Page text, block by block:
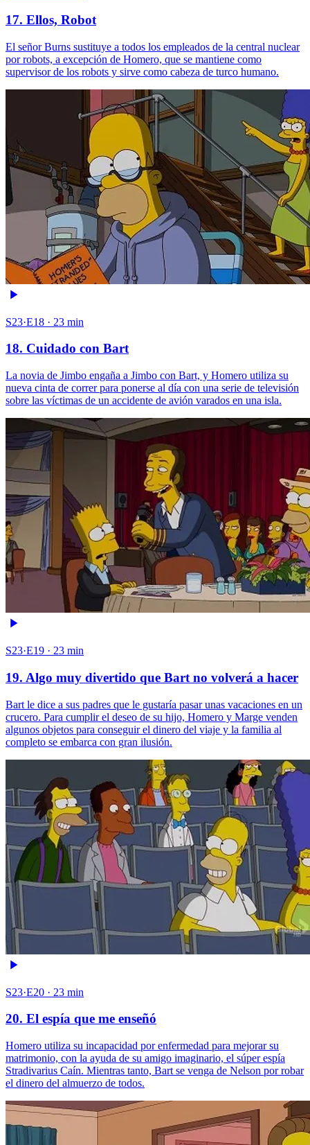
17. Ellos, Robot
El señor Burns sustituye a todos los empleados de la central nuclear
por robots, a excepción de Homero, que se mantiene como
supervisor de los robots y sirve como cabeza de turco humano.
S23·E18 · 23 min
18. Cuidado con Bart
La novia de Jimbo engaña a Jimbo con Bart, y Homero utiliza su
nueva cinta de correr para ponerse al día con una serie de televisión
sobre las víctimas de un accidente de avión varados en una isla.
S23·E19 · 23 min
19. Algo muy divertido que Bart no volverá a hacer
Bart le dice a sus padres que le gustaría pasar unas vacaciones en un
crucero. Para cumplir el deseo de su hijo, Homero y Marge venden
algunos objetos para conseguir el dinero del viaje y la familia al
completo se embarca con gran ilusión.
S23·E20 · 23 min
20. El espía que me enseñó
Homero utiliza su incapacidad por enfermedad para mejorar su
matrimonio, con la ayuda de su amigo imaginario, el súper espía
Stradivarius Caín. Mientras tanto, Bart se venga de Nelson por robar
el dinero del almuerzo de todos.